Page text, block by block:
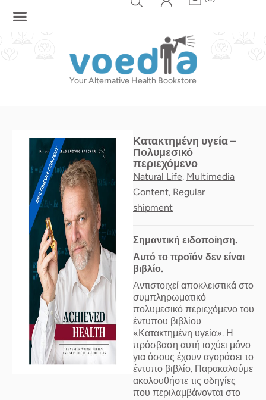
Your Alternative Health Bookstore
Κατακτημένη υγεία –
Πολυμεσικό
περιεχόμενο
Natural Life, Multimedia
Content, Regular
shipment
Σημαντική ειδοποίηση.
Αυτό το προϊόν δεν είναι
βιβλίο.
Αντιστοιχεί αποκλειστικά στο
συμπληρωματικό
πολυμεσικό περιεχόμενο του
έντυπου βιβλίου
«Κατακτημένη υγεία». Η
πρόσβαση αυτή ισχύει μόνο
για όσους έχουν αγοράσει το
έντυπο βιβλίο. Παρακαλούμε
ακολουθήστε τις οδηγίες
που περιλαμβάνονται στο